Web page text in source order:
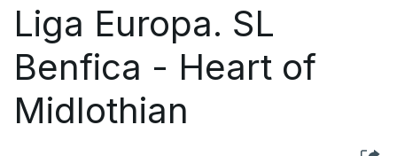
Liga Europa. SL
Benfica - Heart of
Midlothian